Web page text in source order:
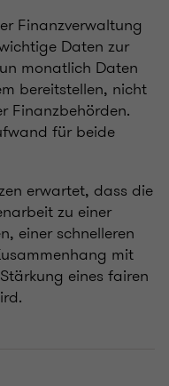
Finanzverwaltung
Daten zur
monatlich Daten
bereitstellen, nicht
Finanzbehörden.
für beide
erwartet, dass die
zu einer
einer schnelleren
mit
eines fairen